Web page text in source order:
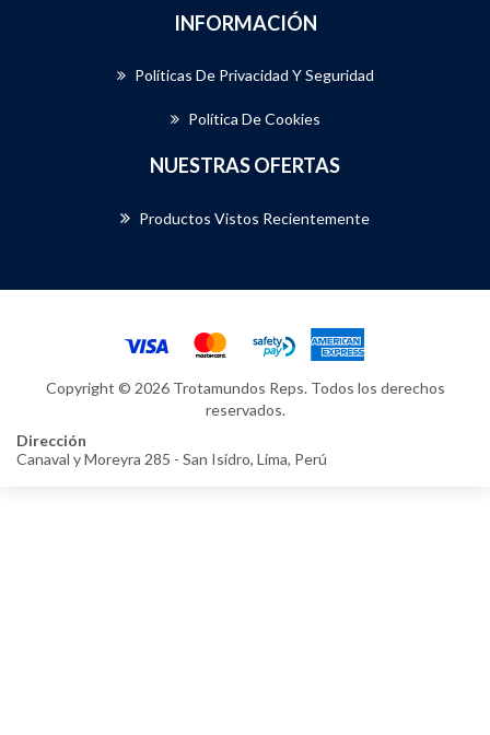
INFORMACIÓN
Políticas De Privacidad Y Seguridad
Política De Cookies
NUESTRAS OFERTAS
Productos Vistos Recientemente
Copyright © 2026 Trotamundos Reps. Todos los derechos
reservados.
Dirección
Canaval y Moreyra 285 - San Isidro, Lima, Perú